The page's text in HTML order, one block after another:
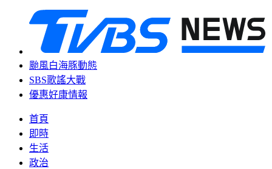
颱風白海豚動態
SBS歌謠大戰
優惠好康情報
首頁
即時
生活
政治